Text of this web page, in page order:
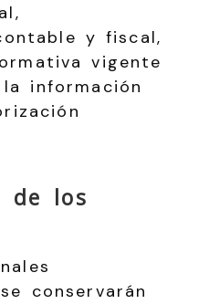
y fiscal,
vigente
información
de los
conservarán